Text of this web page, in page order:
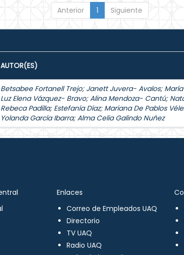
Anterior 1 Siguiente
AUTOR(ES)
Betsabee Fortanell Trejo; Janett Juvera- Avalos;
Luz Elena Vázquez- Bravo;Alina Mendoza- Cantú;
Rebeca Padilla; Estefanía Díaz; Mariana De Pablos
Yolanda García Ibarra;Alma Celia Galindo Nuñez
Enlaces
Correo de Empleados UAQ
Directorio
TV UAQ
Radio UAQ